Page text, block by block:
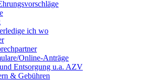
ich wo
Online-Anträge
Entsorgung u.a. AZV
& Gebühren